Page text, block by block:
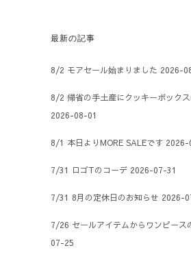
最新の記事
8/2 モアセール始まりました 2026-
8/2 帰省の手土産にクッキーボック
2026-08-01
8/1 本日よりMORE SALEです 2026-
7/31 ロゴTのコーデ 2026-07-31
7/31 8月の定休日のお知らせ 2026-
7/26 セールアイテムからワンピース
07-25